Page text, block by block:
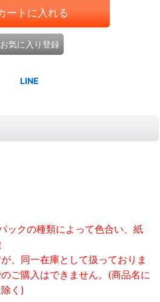
ートに入れる
お気に入り登録
ックの種類によって色合い、紙
、同一在庫として扱っておりま
ご購入はできません。(商品名に
く)